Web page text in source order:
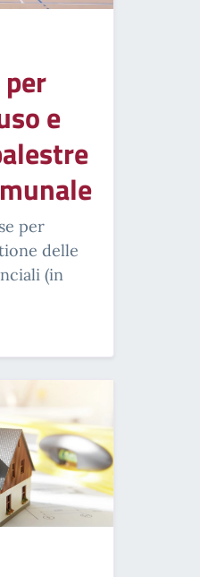
e
per
delle
(in